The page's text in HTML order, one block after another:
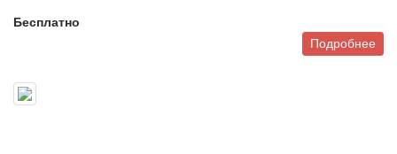
Бесплатно
Подробнее